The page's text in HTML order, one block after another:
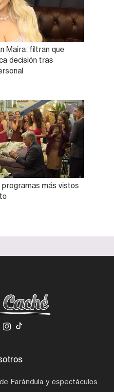
Maira: filtran que
decisión tras
programas más vistos
Farándula y espectáculos